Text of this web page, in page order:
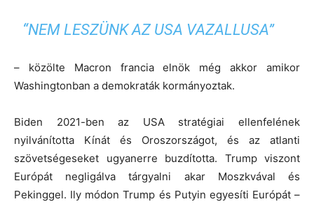
“NEM LESZÜNK AZ USA VAZALLUSA”
– közölte Macron francia elnök még akkor amikor
Washingtonban a demokraták kormányoztak.
Biden 2021-ben az USA stratégiai ellenfelének
nyilvánította Kínát és Oroszországot, és az atlanti
szövetségeseket ugyanerre buzdította. Trump viszont
Európát negligálva tárgyalni akar Moszkvával és
Pekinggel. Ily módon Trump és Putyin egyesíti Európát –